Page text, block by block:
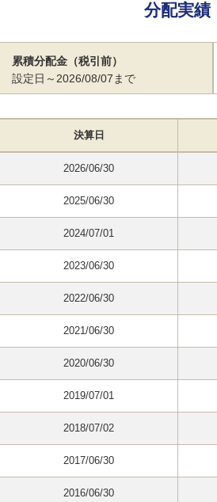
分配実績
累積分配金（税引前）
設定日～2026/08/07まで
決算日
2026/06/30
2025/06/30
2024/07/01
2023/06/30
2022/06/30
2021/06/30
2020/06/30
2019/07/01
2018/07/02
2017/06/30
2016/06/30